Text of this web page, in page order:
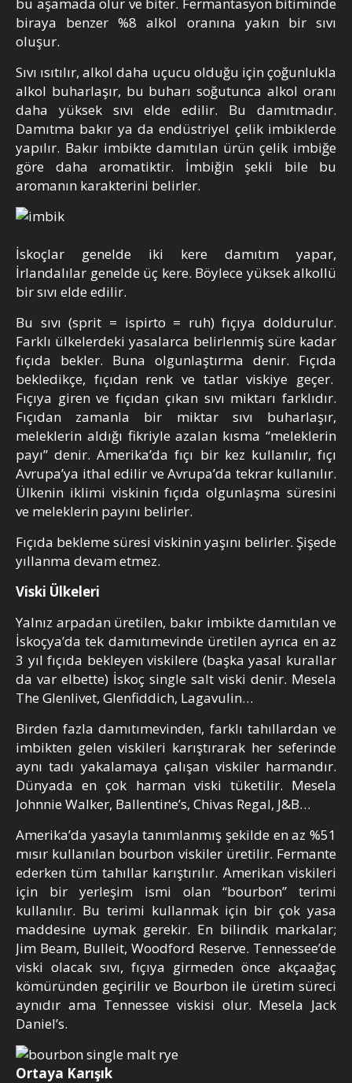
biraya benzer %8 alkol oranına yakın bir sıvı
oluşur.
Sıvı ısıtılır, alkol daha uçucu olduğu için çoğunlukla
alkol buharlaşır, bu buharı soğutunca alkol oranı
daha yüksek sıvı elde edilir. Bu damıtmadır.
Damıtma bakır ya da endüstriyel çelik imbiklerde
yapılır. Bakır imbikte damıtılan ürün çelik imbiğe
göre daha aromatiktir. İmbiğin şekli bile bu
aromanın karakterini belirler.
İskoçlar genelde iki kere damıtım yapar,
İrlandalılar genelde üç kere. Böylece yüksek alkollü
bir sıvı elde edilir.
Bu sıvı (sprit = ispirto = ruh) fıçıya doldurulur.
Farklı ülkelerdeki yasalarca belirlenmiş süre kadar
fıçıda bekler. Buna olgunlaştırma denir. Fıçıda
bekledikçe, fıçıdan renk ve tatlar viskiye geçer.
Fıçıya giren ve fıçıdan çıkan sıvı miktarı farklıdır.
Fıçıdan zamanla bir miktar sıvı buharlaşır,
meleklerin aldığı fikriyle azalan kısma “meleklerin
payı” denir. Amerika’da fıçı bir kez kullanılır, fıçı
Avrupa’ya ithal edilir ve Avrupa’da tekrar kullanılır.
Ülkenin iklimi viskinin fıçıda olgunlaşma süresini
ve meleklerin payını belirler.
Fıçıda bekleme süresi viskinin yaşını belirler. Şişede
yıllanma devam etmez.
Viski Ülkeleri
Yalnız arpadan üretilen, bakır imbikte damıtılan ve
İskoçya’da tek damıtımevinde üretilen ayrıca en az
3 yıl fıçıda bekleyen viskilere (başka yasal kurallar
da var elbette) İskoç single salt viski denir. Mesela
The Glenlivet, Glenfiddich, Lagavulin…
Birden fazla damıtımevinden, farklı tahıllardan ve
imbikten gelen viskileri karıştırarak her seferinde
aynı tadı yakalamaya çalışan viskiler harmandır.
Dünyada en çok harman viski tüketilir. Mesela
Johnnie Walker, Ballentine’s, Chivas Regal, J&B…
Amerika’da yasayla tanımlanmış şekilde en az %51
mısır kullanılan bourbon viskiler üretilir. Fermante
ederken tüm tahıllar karıştırılır. Amerikan viskileri
için bir yerleşim ismi olan “bourbon” terimi
kullanılır. Bu terimi kullanmak için bir çok yasa
maddesine uymak gerekir. En bilindik markalar;
Jim Beam, Bulleit, Woodford Reserve. Tennessee’de
viski olacak sıvı, fıçıya girmeden önce akçaağaç
kömüründen geçirilir ve Bourbon ile üretim süreci
aynıdır ama Tennessee viskisi olur. Mesela Jack
Daniel’s.
Ortaya Karışık